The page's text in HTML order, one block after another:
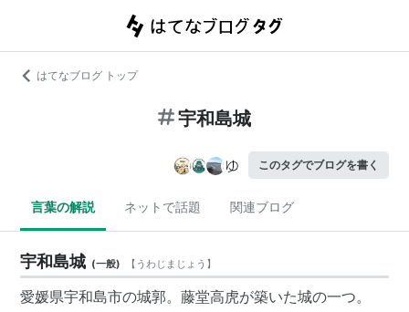
はてなブログ トップ
宇和島城
このタグでブログを書く
言葉の解説 ネットで話題 関連ブログ
宇和島城 (一般) 【 うわじまじょう 】
愛媛県宇和島市の城郭。藤堂高虎が築いた城の一つ。